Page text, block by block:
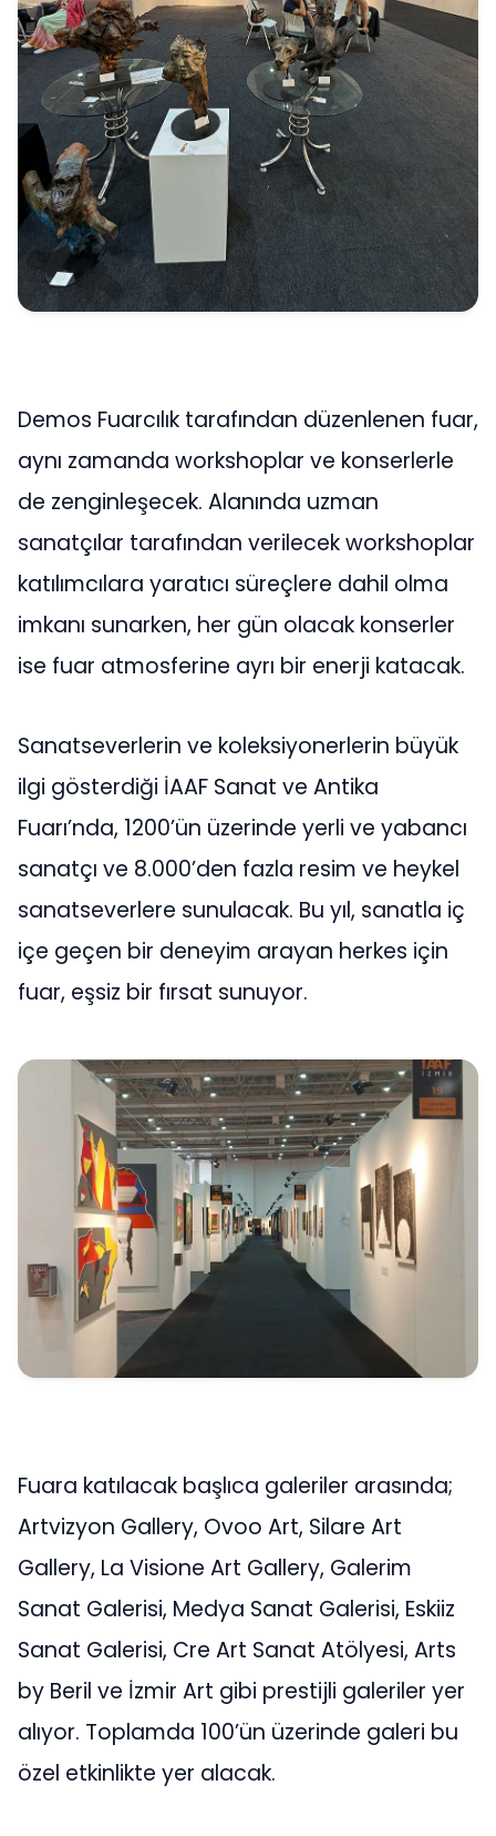
Demos Fuarcılık tarafından düzenlenen fuar,
aynı zamanda workshoplar ve konserlerle
de zenginleşecek. Alanında uzman
sanatçılar tarafından verilecek workshoplar
katılımcılara yaratıcı süreçlere dahil olma
imkanı sunarken, her gün olacak konserler
ise fuar atmosferine ayrı bir enerji katacak.
Sanatseverlerin ve koleksiyonerlerin büyük
ilgi gösterdiği İAAF Sanat ve Antika
Fuarı’nda, 1200’ün üzerinde yerli ve yabancı
sanatçı ve 8.000’den fazla resim ve heykel
sanatseverlere sunulacak. Bu yıl, sanatla iç
içe geçen bir deneyim arayan herkes için
fuar, eşsiz bir fırsat sunuyor.
Fuara katılacak başlıca galeriler arasında;
Artvizyon Gallery, Ovoo Art, Silare Art
Gallery, La Visione Art Gallery, Galerim
Sanat Galerisi, Medya Sanat Galerisi, Eskiiz
Sanat Galerisi, Cre Art Sanat Atölyesi, Arts
by Beril ve İzmir Art gibi prestijli galeriler yer
alıyor. Toplamda 100’ün üzerinde galeri bu
özel etkinlikte yer alacak.